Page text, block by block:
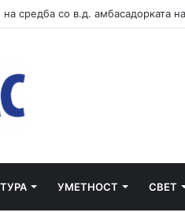
УМЕТНОСТ СВЕТ